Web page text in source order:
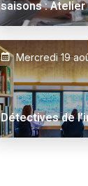
saisons :
Mercredi 19
Détectives de